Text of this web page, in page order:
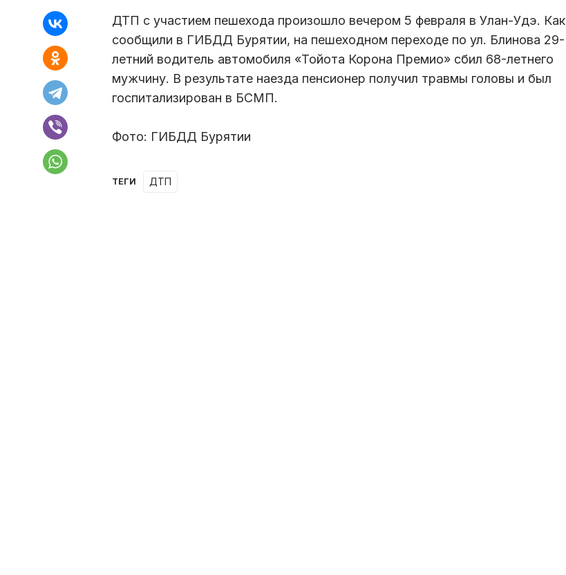
ДТП с участием пешехода произошло вечером 5 февраля в Улан-Удэ. Как
сообщили в ГИБДД Бурятии, на пешеходном переходе по ул. Блинова 29-
летний водитель автомобиля «Тойота Корона Премио» сбил 68-летнего
мужчину. В результате наезда пенсионер получил травмы головы и был
госпитализирован в БСМП.
Фото: ГИБДД Бурятии
ТЕГИ ДТП